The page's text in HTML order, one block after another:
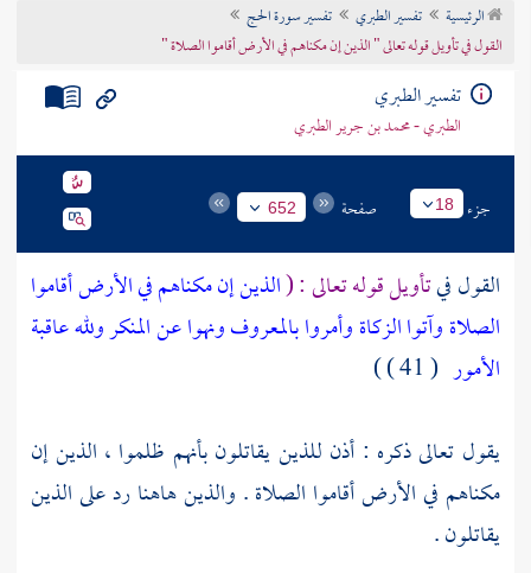
تراجم الأعلام
الرئيسية تفسير الطبري
تفسير سورة الحج
القول في تأويل قوله تعالى " الذين إن مكناهم في الأرض أقاموا الصلاة "
تفسير الطبري
الطبري - محمد بن جرير الطبري
جزء 18 صفحة 652
القول فيتأويل قوله تعالى : (الذين إن مكناهم في الأرض أقاموا
الصلاة وآتوا الزكاة وأمروا بالمعروف ونهوا عن المنكر ولله عاقبة
الأمور ( 41 ) )
يقول تعالى ذكره : أذن للذين يقاتلون بأنهم ظلموا ، الذين إن
مكناهم في الأرض أقاموا الصلاة . والذين هاهنا رد على الذين
يقاتلون .